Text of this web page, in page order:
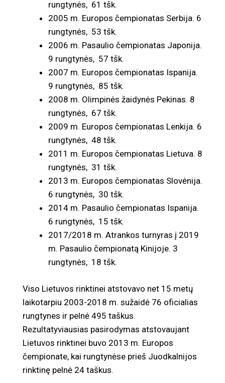
rungtynės, 61 tšk.
2005 m. Europos čempionatas Serbija. 6
rungtynės, 53 tšk.
2006 m. Pasaulio čempionatas Japonija.
9 rungtynės, 57 tšk.
2007 m. Europos čempionatas Ispanija.
9 rungtynės, 85 tšk.
2008 m. Olimpinės žaidynės Pekinas. 8
rungtynės, 67 tšk.
2009 m. Europos čempionatas Lenkija. 6
rungtynės, 48 tšk.
2011 m. Europos čempionatas Lietuva. 8
rungtynės, 31 tšk.
2013 m. Europos čempionatas Slovėnija.
6 rungtynės, 30 tšk.
2014 m. Pasaulio čempionatas Ispanija.
6 rungtynės, 15 tšk.
2017/2018 m. Atrankos turnyras į 2019
m. Pasaulio čempionatą Kinijoje. 3
rungtynės, 18 tšk.
Viso Lietuvos rinktinei atstovavo net 15 metų
laikotarpiu 2003-2018 m. sužaidė 76 oficialias
rungtynes ir pelnė 495 taškus.
Rezultatyviausias pasirodymas atstovaujant
Lietuvos rinktinei buvo 2013 m. Europos
čempionate, kai rungtynėse prieš Juodkalnijos
rinktinę pelnė 24 taškus.